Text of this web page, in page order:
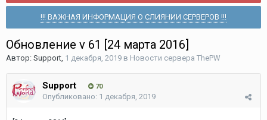
!!! ВАЖНАЯ ИНФОРМАЦИЯ О СЛИЯНИИ СЕРВЕРОВ !!!
Обновление v 61 [24 марта 2016]
Автор: Support, 1 декабря, 2019 в Новости сервера ThePW
Support 70
Опубликовано: 1 декабря, 2019